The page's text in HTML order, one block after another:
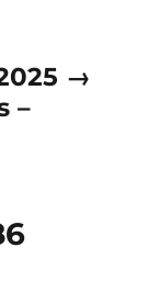
→
–